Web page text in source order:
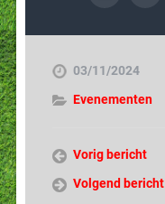
03/11/2024
Evenementen
Vorig bericht
Volgend bericht